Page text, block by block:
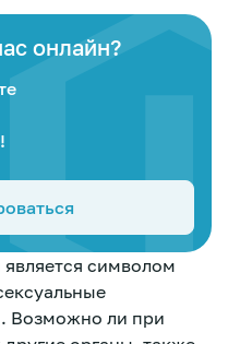
онлайн?
символом
Возможно ли при